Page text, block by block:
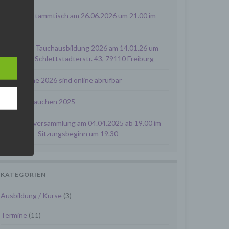
nächster Stammtisch am 26.06.2026 um 21.00 im
Infoabend Tauchausbildung 2026 am 14.01.26 um
19:30 Uhr, Schlettstadterstr. 43, 79110 Freiburg
alle Termine 2026 sind online abrufbar
Herbstabtauchen 2025
Mitgliederversammlung am 04.04.2025 ab 19.00 im
Clubheim – Sitzungsbeginn um 19.30
KATEGORIEN
Ausbildung / Kurse (3)
Termine (11)
der
wir